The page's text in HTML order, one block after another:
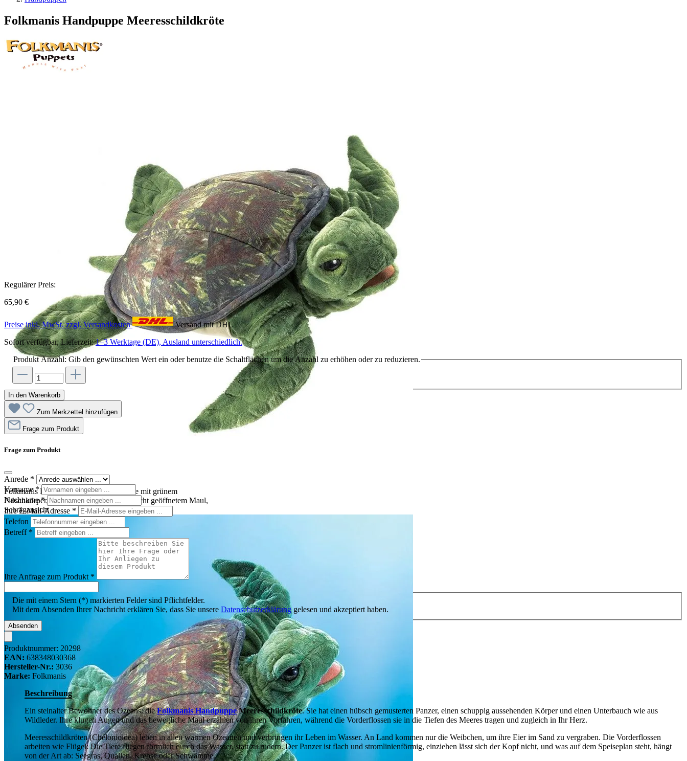
Folkmanis Handpuppe Meeresschildkröte
Folkmanis Handpuppe Meeresschildkröte mit grünem
Plüschkörper, gemustertem Panzer und leicht geöffnetem Maul,
Schrägansicht
Regulärer Preis:
65,90 €
Preise inkl. MwSt. zzgl. Versandkosten
Versand mit DHL
Sofort verfügbar, Lieferzeit:1–3 Werktage (DE), Ausland unterschiedlich.
Produkt Anzahl: Gib den gewünschten Wert ein oder benutze die Schaltflächen um die Anzahl zu erhöhen oder zu reduzieren.
In den Warenkorb
Zum Merkzettel hinzufügen
Frage zum Produkt
Frage zum Produkt
Anrede *
Vorname*
Nachname*
Ihre E-Mail-Adresse *
Telefon
Betreff *
Ihre Anfrage zum Produkt *
Die mit einem Stern (*) markierten Felder sind Pflichtfelder.
Mit dem Absenden Ihrer Nachricht erklären Sie, dass Sie unsere Datenschutzerklärunggelesen und akzeptiert haben.
Absenden
Produktnummer: 20298
EAN: 638348030368
Hersteller-Nr.: 3036
Marke: Folkmanis
Beschreibung
Ein steinalter Bewohner des Ozeans: dieFolkmanis HandpuppeMeeresschildkröte. Sie hat einen hübsch gemusterten Panzer, einen schuppig aussehenden Körper und einen Unterbauch wie aus
Wildleder. Ihre klugen Augen und das bewegliche Maul erzählen von ihren Vorfahren, während die Vorderflossen sie in die Tiefen des Meeres tragen und zugleich in Ihr Herz.
Meeresschildkröten (Chelonioidea) leben in allen warmen Ozeanen und verbringen ihr Leben im Wasser. An Land kommen nur die Weibchen, um ihre Eier im Sand zu vergraben. Die Vorderflossen
arbeiten wie Flügel: Die Tiere fliegen förmlich durch das Wasser, statt zu rudern. Der Panzer ist flach und stromlinienförmig, einziehen lässt sich der Kopf nicht, und was auf dem Speiseplan steht, hängt
von der Art ab: Seegras, Quallen, Krebse oder Schwämme.